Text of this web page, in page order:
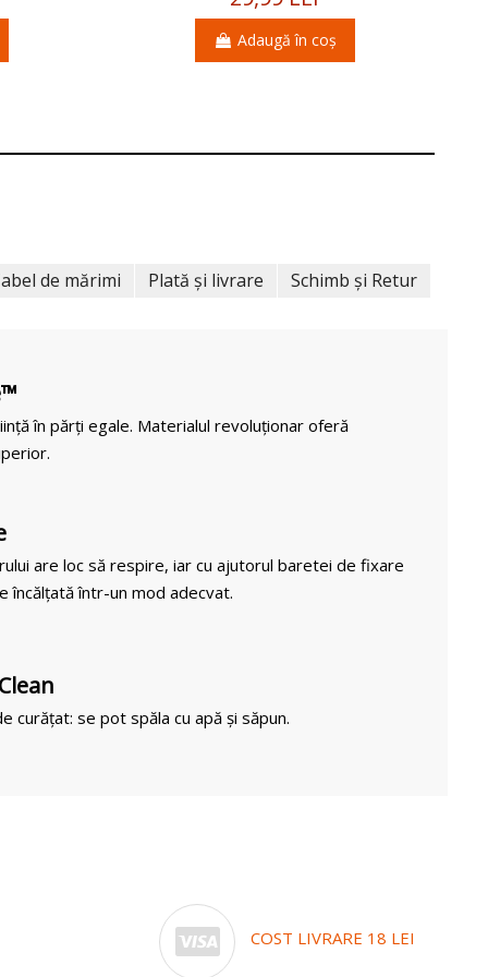
Adaugă în coș
de mărimi Plată și livrare
Schimb și Retur
în părți egale. Materialul revoluționar oferă
are loc să respire, iar cu ajutorul baretei de fixare
încălțată într-un mod adecvat.
curățat: se pot spăla cu apă și săpun.
COST LIVRARE 18 LEI